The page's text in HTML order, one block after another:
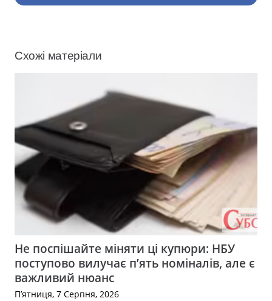
Схожі матеріали
Не поспішайте міняти ці купюри: НБУ
поступово вилучає п’ять номіналів, але є
важливий нюанс
П’ятниця, 7 Серпня, 2026